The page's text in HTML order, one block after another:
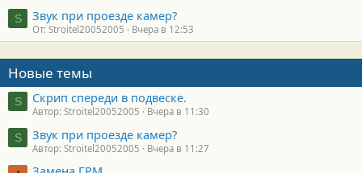
S Звук при проезде камер?
От: Stroitel20052005 Вчера в 12:53
Новые темы
S Скрип спереди в подвеске.
Автор: Stroitel20052005 Вчера в 11:30
S Звук при проезде камер?
Автор: Stroitel20052005 Вчера в 11:27